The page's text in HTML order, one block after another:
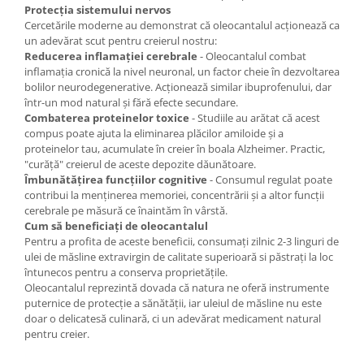
Protecția sistemului nervos
Cercetările moderne au demonstrat că oleocantalul acționează ca
un adevărat scut pentru creierul nostru:
Reducerea inflamației cerebrale - Oleocantalul combat
inflamația cronică la nivel neuronal, un factor cheie în dezvoltarea
bolilor neurodegenerative. Acționează similar ibuprofenului, dar
într-un mod natural și fără efecte secundare.
Combaterea proteinelor toxice - Studiile au arătat că acest
compus poate ajuta la eliminarea plăcilor amiloide și a
proteinelor tau, acumulate în creier în boala Alzheimer. Practic,
"curăță" creierul de aceste depozite dăunătoare.
Îmbunătățirea funcțiilor cognitive - Consumul regulat poate
contribui la menținerea memoriei, concentrării și a altor funcții
cerebrale pe măsură ce înaintăm în vârstă.
Cum să beneficiați de oleocantalul
Pentru a profita de aceste beneficii, consumați zilnic 2-3 linguri de
ulei de măsline extravirgin de calitate superioară si păstrați la loc
întunecos pentru a conserva proprietățile.
Oleocantalul reprezintă dovada că natura ne oferă instrumente
puternice de protecție a sănătății, iar uleiul de măsline nu este
doar o delicatesă culinară, ci un adevărat medicament natural
pentru creier.